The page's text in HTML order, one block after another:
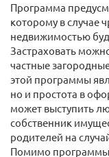
Программа
которому в случае
недвижимостью
Застраховать
частные
этой программы
но и простота в
может выступить
собственник
родителей на
Помимо программы